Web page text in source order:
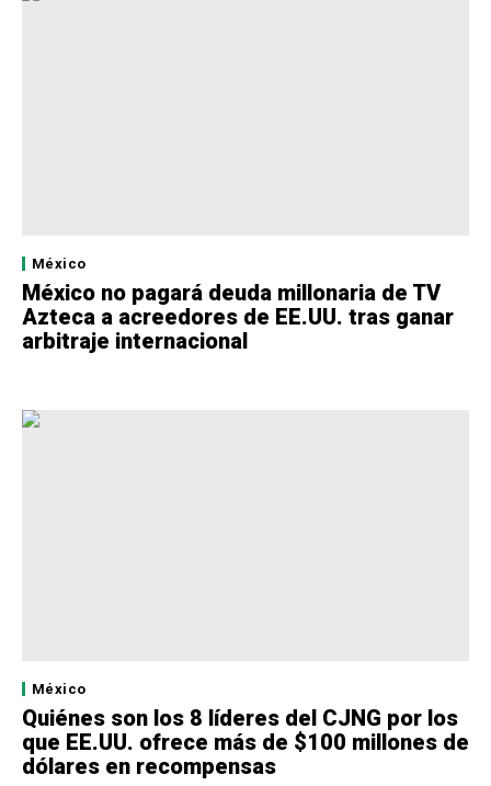
México
México no pagará deuda millonaria de TV
Azteca a acreedores de EE.UU. tras ganar
arbitraje internacional
México
Quiénes son los 8 líderes del CJNG por los
que EE.UU. ofrece más de $100 millones de
dólares en recompensas